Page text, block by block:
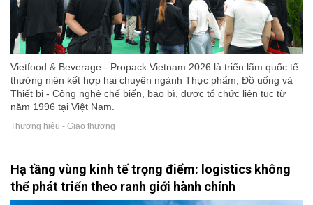
Vietfood & Beverage - Propack Vietnam 2026 là triển lãm quốc tế
thường niên kết hợp hai chuyên ngành Thực phẩm, Đồ uống và
Thiết bị - Công nghệ chế biến, bao bì, được tổ chức liên tục từ
năm 1996 tại Việt Nam.
Thương hiệu - Giao thương
Hạ tầng vùng kinh tế trọng điểm: logistics không
thể phát triển theo ranh giới hành chính